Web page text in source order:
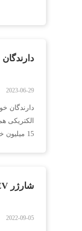
2023-06-29
دارندگان
الکتریکی
شارژر EV نوع 2 برای شارژ خودروهای برقی چیست؟
2022-09-05